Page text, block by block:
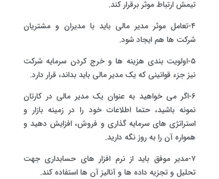
تیمش ارتباط موثر برقرار کند.
۴-تعامل موثر مدیر مالی باید با مدیران و مشتریان
شرکت ها هم ایجاد شود.
۵-اولویت بندی هزینه ها و خرج کردن سرمایه شرکت
نیز جزء قوانینی که یک مدیر مالی باید بداند، قرار دارد.
۶-اگر می خواهید به عنوان یک مدیر مالی در کارتان
نمونه باشید، حتما اطلاعات خود را در زمینه بازار و
استراتژی ‌های سرمایه گذاری و فروش، افزایش دهید و
همواره آن را به روز نگه دارید.
۷-مدیر موفق باید از نرم افزار های حسابداری جهت
تحلیل و تجزیه داده ها و آنالیز آن ها استفاده کند.